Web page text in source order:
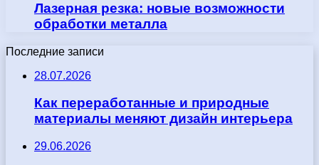
Лазерная резка: новые возможности
обработки металла
Последние записи
28.07.2026
Как переработанные и природные
материалы меняют дизайн интерьера
29.06.2026